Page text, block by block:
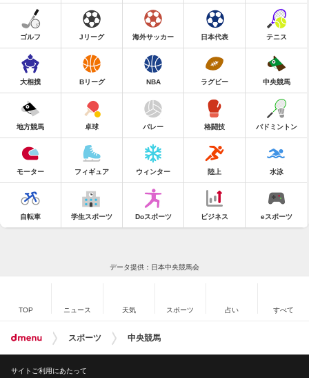
ゴルフ Jリーグ 海外サッカー 日本代表 テニス
大相撲 Bリーグ NBA ラグビー 中央競馬
地方競馬 卓球 バレー 格闘技 バドミントン
モーター フィギュア ウィンター 陸上 水泳
自転車 学生スポーツ Doスポーツ ビジネス eスポーツ
データ提供：日本中央競馬会
TOP ニュース 天気 スポーツ 占い すべて
スポーツ 中央競馬
サイトご利用にあたって